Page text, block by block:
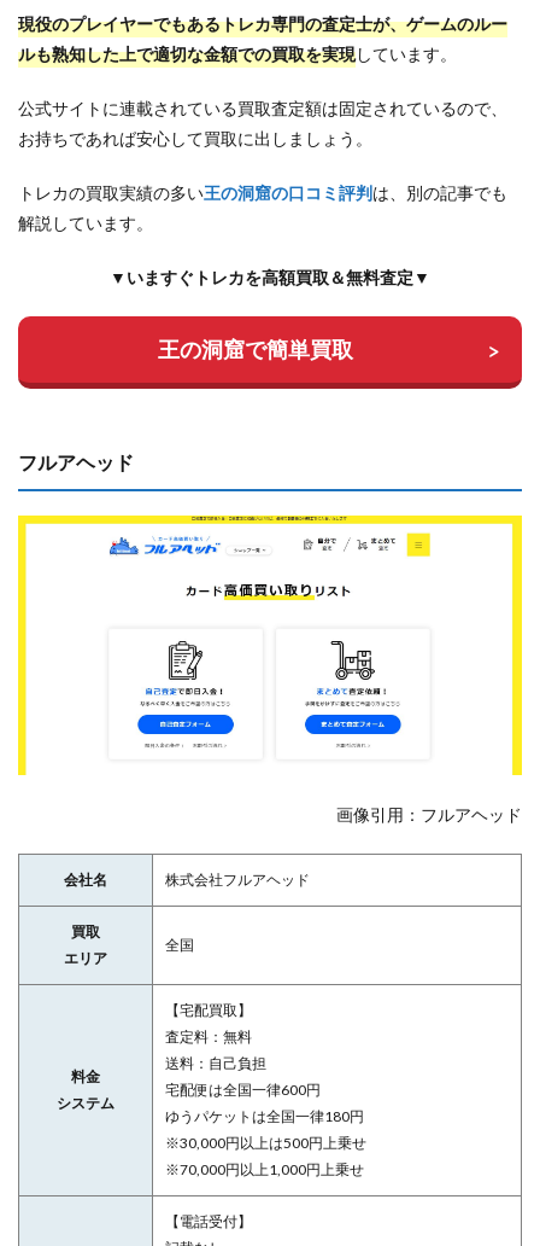
現役のプレイヤーでもあるトレカ専門の査定士が、ゲームのルー
ルも熟知した上で適切な金額での買取を実現しています。
公式サイトに連載されている買取査定額は固定されているので、
お持ちであれば安心して買取に出しましょう。
トレカの買取実績の多い王の洞窟の口コミ評判 は、別の記事でも
解説しています。
▼いますぐトレカを高額買取＆無料査定▼
王の洞窟で簡単買取
フルアヘッド
画像引用：フルアヘッド
会社名 株式会社フルアヘッド
買取
エリア
全国
料金
システム
【宅配買取】
査定料：無料
送料：自己負担
宅配便は全国一律600円
ゆうパケットは全国一律180円
※30,000円以上は500円上乗せ
※70,000円以上1,000円上乗せ
【電話受付】